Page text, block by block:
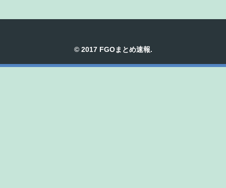
© 2017 FGOまとめ速報.